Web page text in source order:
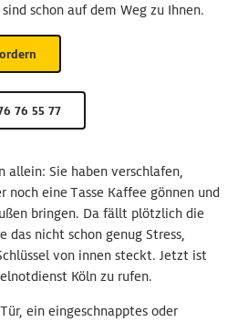
schon auf dem Weg zu Ihnen.
76 55 77
Sie haben verschlafen,
noch eine Tasse Kaffee gönnen und
bringen. Da fällt plötzlich die
das nicht schon genug Stress,
von innen steckt. Jetzt ist
Köln zu rufen.
ein eingeschnapptes oder